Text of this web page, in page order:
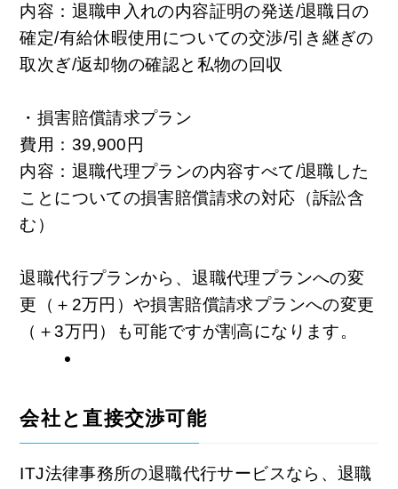
内容：退職申入れの内容証明の発送/退職日の
確定/有給休暇使用についての交渉/引き継ぎの
取次ぎ/返却物の確認と私物の回収
・損害賠償請求プラン
費用：39,900円
内容：退職代理プランの内容すべて/退職した
ことについての損害賠償請求の対応（訴訟含
む）
退職代行プランから、退職代理プランへの変
更（＋2万円）や損害賠償請求プランへの変更
（＋3万円）も可能ですが割高になります。
会社と直接交渉可能
ITJ法律事務所の退職代行サービスなら、退職